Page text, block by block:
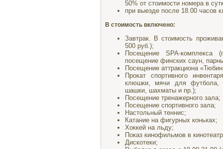
50% от стоимости номера в
при выезде после 18.00 часов
В стоимость включено:
Завтрак. В стоимость
500 руб.);
Посещение SPA-комплекса
посещение финских саун,
Посещение аттракциона
Прокат спортивного
клюшки, мячи для футбола,
шашки, шахматы и пр.);
Посещение тренажерного зала;
Посещение спортивного зала;
Настольный теннис;
Катание на фигурных коньках;
Хоккей на льду;
Показ кинофильмов в
Дискотеки;